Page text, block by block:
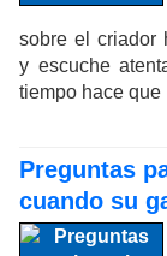
sobre el criador
y escuche
tiempo hace
Preguntas
cuando su